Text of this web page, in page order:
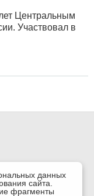
Центральным
Участвовал в
данных
сайта.
фрагменты